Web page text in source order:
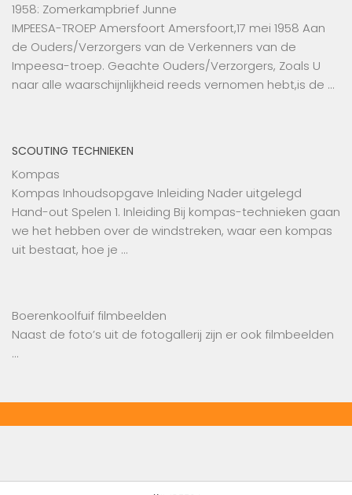
1958: Zomerkampbrief Junne
IMPEESA-TROEP Amersfoort Amersfoort,17 mei 1958 Aan
de Ouders/Verzorgers van de Verkenners van de
Impeesa-troep. Geachte Ouders/Verzorgers, Zoals U
naar alle waarschijnlijkheid reeds vernomen hebt,is de …
SCOUTING TECHNIEKEN
Kompas
Kompas Inhoudsopgave Inleiding Nader uitgelegd
Hand-out Spelen 1. Inleiding Bij kompas-technieken gaan
we het hebben over de windstreken, waar een kompas
uit bestaat, hoe je …
Boerenkoolfuif filmbeelden
Naast de foto’s uit de fotogallerij zijn er ook filmbeelden
…